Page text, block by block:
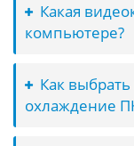
Какая
компьютере?
Как
охлаждение